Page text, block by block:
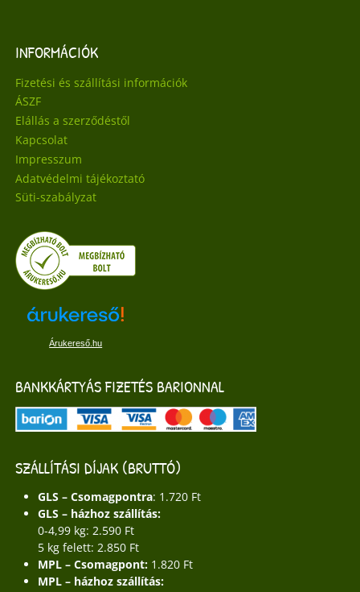
INFORMÁCIÓK
Fizetési és szállítási információk
ÁSZF
Elállás a szerződéstől
Kapcsolat
Impresszum
Adatvédelmi tájékoztató
Süti-szabályzat
Árukereső.hu
BANKKÁRTYÁS FIZETÉS BARIONNAL
SZÁLLÍTÁSI DÍJAK (BRUTTÓ)
GLS – Csomagpontra: 1.720 Ft
GLS – házhoz szállítás:
0-4,99 kg: 2.590 Ft
5 kg felett: 2.850 Ft
MPL – Csomagpont: 1.820 Ft
MPL – házhoz szállítás: